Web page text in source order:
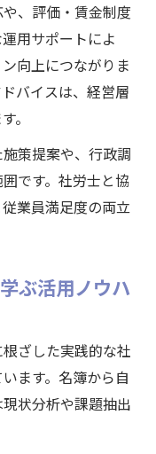
、評価・賃金制度
用サポートによ
向上につながりま
バイスは、経営層
。
策提案や、行政調
です。社労士と協
業員満足度の両立
ぶ活用ノウハ
ざした実践的な社
ます。名簿から自
状分析や課題抽出